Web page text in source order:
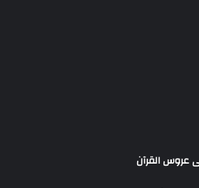
عروس القرآن